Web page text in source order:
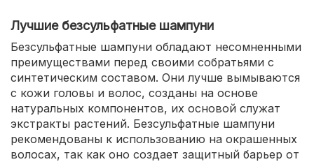
Лучшие безсульфатные шампуни
Безсульфатные шампуни обладают несомненными
преимуществами перед своими собратьями с
синтетическим составом. Они лучше вымываются
с кожи головы и волос, созданы на основе
натуральных компонентов, их основой служат
экстракты растений. Безсульфатные шампуни
рекомендованы к использованию на окрашенных
волосах, так как оно создает защитный барьер от